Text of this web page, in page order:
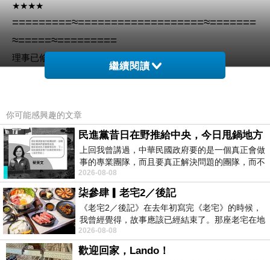
★★★★
=========≈===================≈=======
≈=====≈=========
理事已修一遍了，免更修第二遍
戒是不論前後皆已成就，道也是不論前後皆已成就，事修好時
繼續閱讀
你可能感興趣的文章
民進黨昔日在野推給中央，今日甩鍋地方
上回我曾講過，中華民國政府要的是一個真正會做
事的專業團隊，而且要真正解決問題的團隊，而不
是只會到處甩鍋的雙標團隊，最近民進黨
2026-08-08
柒參肆▎老宅2／後記
《老宅2／後記》在去年初寫完《老宅》的時候，
我曾經覺得，故事應該已經結束了。那座老宅在地
震中倒塌，七個人終於離開那片黑暗，
2026-08-08
歡迎回家，Lando！